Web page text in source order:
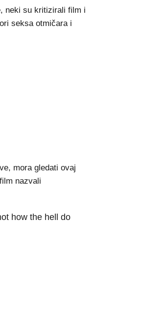
neki su kritizirali film i
seksa otmičara i
mora gledati ovaj
nazvali
how the hell do